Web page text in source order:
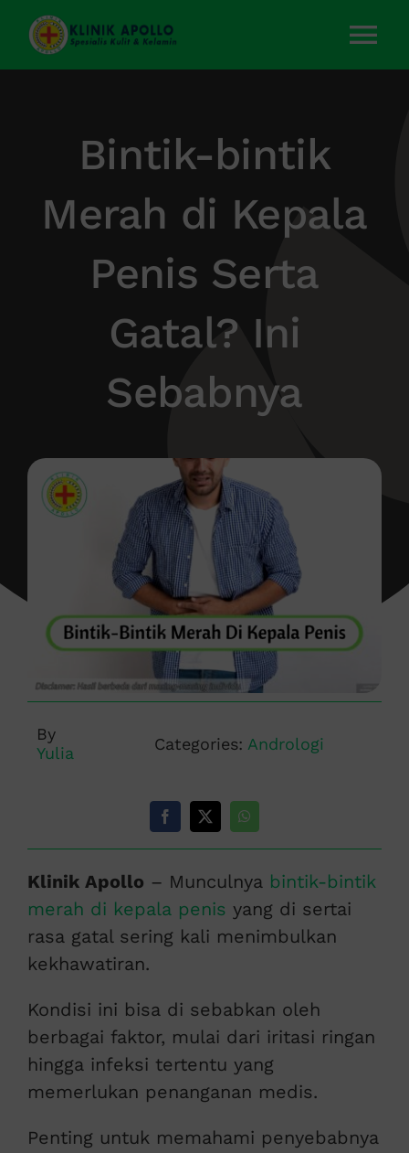
Skip
content
Layanan Kami
Tentang Kami
Bintik-bintik
Merah di Kepala
Penis Serta
Gatal? Ini
Sebabnya
By
Yulia
Categories: Andrologi
Klinik Apollo – Munculnya bintik-bintik
merah di kepala penis yang di sertai
rasa gatal sering kali menimbulkan
kekhawatiran.
Kondisi ini bisa di sebabkan oleh
berbagai faktor, mulai dari iritasi ringan
hingga infeksi tertentu yang
memerlukan penanganan medis.
Penting untuk memahami penyebabnya